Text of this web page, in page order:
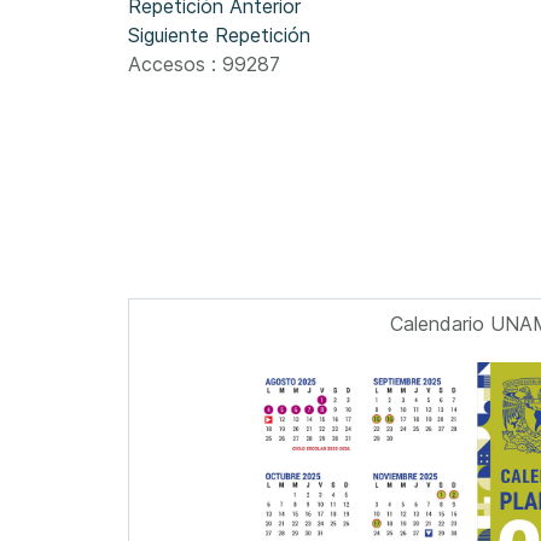
Repetición Anterior
Siguiente Repetición
Accesos : 99287
Calendario